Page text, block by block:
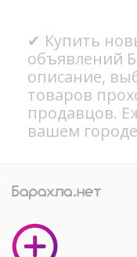
✔ Купить
объявлений
описание,
товаров
продавцов.
вашем